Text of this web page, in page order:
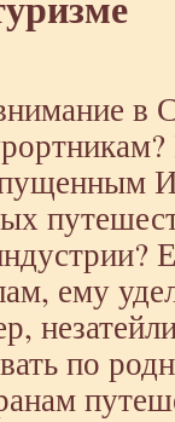
в
ему
по